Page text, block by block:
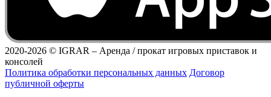
2020-2026 © IGRAR – Аренда / прокат игровых приставок и
консолей
Политика обработки персональных данных Договор
публичной оферты